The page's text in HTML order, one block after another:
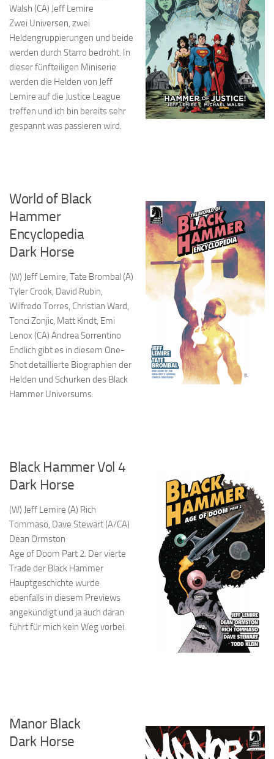
Walsh (CA) Jeff Lemire
Zwei Universen, zwei
Heldengruppierungen und beide
werden durch Starro bedroht. In
dieser fünfteiligen Miniserie
werden die Helden von Jeff
Lemire auf die Justice League
treffen und ich bin bereits sehr
gespannt was passieren wird.
World of Black
Hammer
Encyclopedia
Dark Horse
(W) Jeff Lemire, Tate Brombal (A)
Tyler Crook, David Rubin,
Wilfredo Torres, Christian Ward,
Tonci Zonjic, Matt Kindt, Emi
Lenox (CA) Andrea Sorrentino
Endlich gibt es in diesem One-
Shot detaillierte Biographien der
Helden und Schurken des Black
Hammer Universums.
Black Hammer Vol 4
Dark Horse
(W) Jeff Lemire (A) Rich
Tommaso, Dave Stewart (A/CA)
Dean Ormston
Age of Doom Part 2. Der vierte
Trade der Black Hammer
Hauptgeschichte wurde
ebenfalls in diesem Previews
angekündigt und ja auch daran
führt für mich kein Weg vorbei.
Manor Black
Dark Horse